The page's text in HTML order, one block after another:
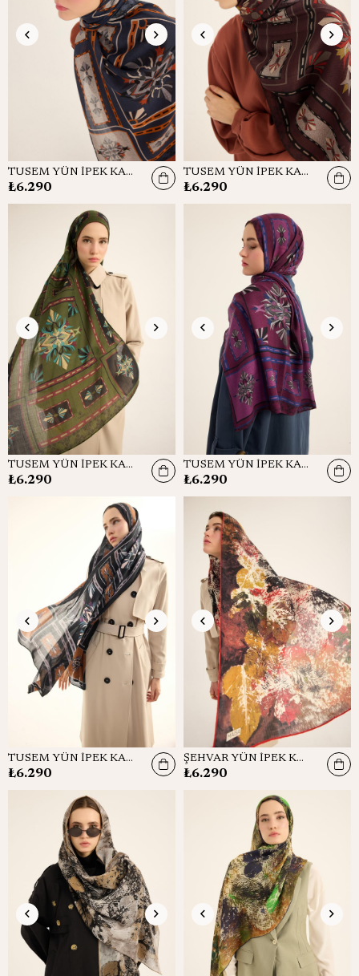
TUSEM YÜN İPEK KAŞMİR ŞAL 70*200 CM - MAVİ
₺6.290
TUSEM YÜN İPEK KAŞMİR ŞAL 70*200 CM - BORDO
₺6.290
TUSEM YÜN İPEK KAŞMİR ŞAL 70*200 CM - YEŞİL
₺6.290
TUSEM YÜN İPEK KAŞMİR ŞAL 70*200 CM - MOR
₺6.290
TUSEM YÜN İPEK KAŞMİR ŞAL 70*200 CM - LACİVERT
₺6.290
ŞEHVAR YÜN İPEK KAŞMİR ŞAL 70*200 CM - KIRMIZI
₺6.290